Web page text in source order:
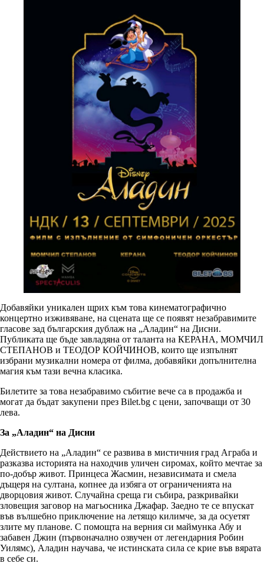
Добавяйки уникален щрих към това кинематографично
концертно изживяване, на сцената ще се появят незабравимите
гласове зад българския дублаж на „Аладин“ на Дисни.
Публиката ще бъде завладяна от таланта на КЕРАНА, МОМЧИЛ
СТЕПАНОВ и ТЕОДОР КОЙЧИНОВ, които ще изпълнят
избрани музикални номера от филма, добавяйки допълнителна
магия към тази вечна класика.
Билетите за това незабравимо събитие вече са в продажба и
могат да бъдат закупени през Bilet.bg с цени, започващи от 30
лева.
За „Аладин“ на Дисни
Действието на „Аладин“ се развива в мистичния град Аграба и
разказва историята на находчив уличен сиромах, който мечтае за
по-добър живот. Принцеса Жасмин, независимата и смела
дъщеря на султана, копнее да избяга от ограниченията на
дворцовия живот. Случайна среща ги събира, разкривайки
зловещия заговор на магьосника Джафар. Заедно те се впускат
във вълшебно приключение на летящо килимче, за да осуетят
злите му планове. С помощта на верния си маймунка Абу и
забавен Джин (първоначално озвучен от легендарния Робин
Уилямс), Аладин научава, че истинската сила се крие във вярата
в себе си.